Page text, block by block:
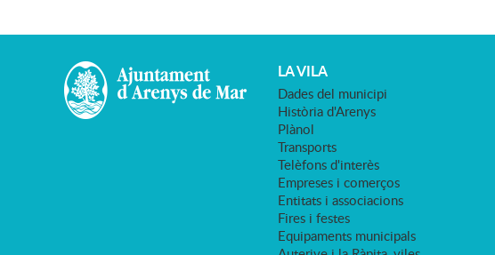
LA VILA
Dades del municipi
Història d'Arenys
Plànol
Transports
Telèfons d'interès
Empreses i comerços
Entitats i associacions
Fires i festes
Equipaments municipals